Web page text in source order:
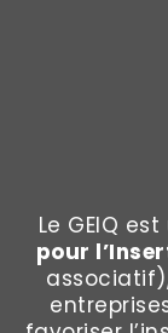
Le GEIQ est
pour